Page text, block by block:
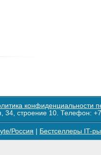
конфиденциальности
34, строение 10. Телефон:
Россия Бестселлеры IT-